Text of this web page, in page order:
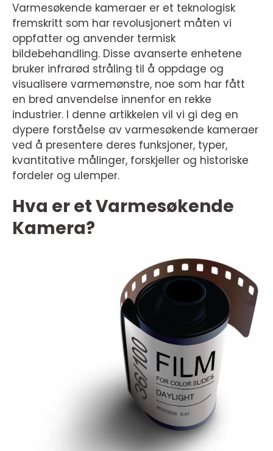
Varmesøkende kameraer er et teknologisk
fremskritt som har revolusjonert måten vi
oppfatter og anvender termisk
bildebehandling. Disse avanserte enhetene
bruker infrarød stråling til å oppdage og
visualisere varmemønstre, noe som har fått
en bred anvendelse innenfor en rekke
industrier. I denne artikkelen vil vi gi deg en
dypere forståelse av varmesøkende kameraer
ved å presentere deres funksjoner, typer,
kvantitative målinger, forskjeller og historiske
fordeler og ulemper.
Hva er et Varmesøkende
Kamera?